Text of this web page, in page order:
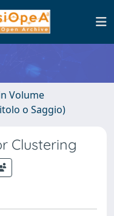
Volume
o Saggio)
Clustering